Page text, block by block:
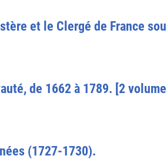
et le Clergé de France
de 1662 à 1789. [2
(1727-1730).